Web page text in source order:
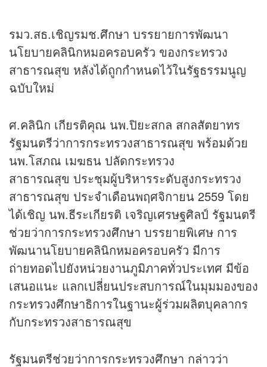
รมว.สธ.เชิญรมช.ศึกษา บรรยายการพัฒนา
นโยบายคลินิกหมอครอบครัว ของกระทรวง
สาธารณสุข หลังได้ถูกกำหนดไว้ในรัฐธรรมนูญ
ฉบับใหม่
ศ.คลินิก เกียรติคุณ นพ.ปิยะสกล สกลสัตยาทร
รัฐมนตรีว่าการกระทรวงสาธารณสุข พร้อมด้วย
นพ.โสภณ เมฆธน ปลัดกระทรวง
สาธารณสุข ประชุมผู้บริหารระดับสูงกระทรวง
สาธารณสุข ประจำเดือนพฤศจิกายน 2559 โดย
ได้เชิญ นพ.ธีระเกียรติ เจริญเศรษฐศิลป์ รัฐมนตรี
ช่วยว่าการกระทรวงศึกษา บรรยายพิเศษ การ
พัฒนานโยบายคลินิกหมอครอบครัว มีการ
ถ่ายทอดไปยังหน่วยงานภูมิภาคทั่วประเทศ มีข้อ
เสนอแนะ แลกเปลี่ยนประสบการณ์ในมุมมองของ
กระทรวงศึกษาธิการในฐานะผู้ร่วมผลิตบุคลากร
กับกระทรวงสาธารณสุข
รัฐมนตรีช่วยว่าการกระทรวงศึกษา กล่าวว่า